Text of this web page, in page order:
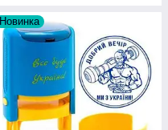
Новинка